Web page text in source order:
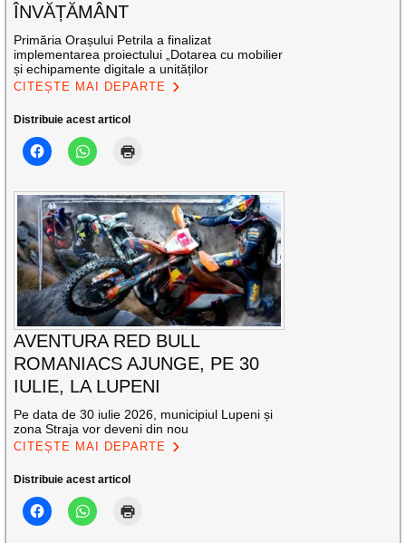
ÎNVĂȚĂMÂNT
Primăria Orașului Petrila a finalizat
implementarea proiectului „Dotarea cu mobilier
și echipamente digitale a unităților
CITEȘTE MAI DEPARTE
Distribuie acest articol
AVENTURA RED BULL
ROMANIACS AJUNGE, PE 30
IULIE, LA LUPENI
Pe data de 30 iulie 2026, municipiul Lupeni și
zona Straja vor deveni din nou
CITEȘTE MAI DEPARTE
Distribuie acest articol